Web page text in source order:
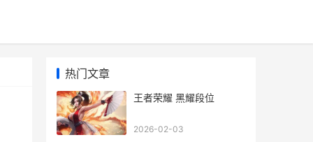
热门文章
王者荣耀 黑耀段位
2026-02-03